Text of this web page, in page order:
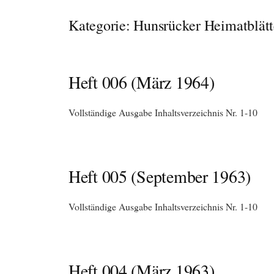
Kategorie:Hunsrücker
Heft 006 (März 1964)
Vollständige Ausgabe Inhaltsverzeichnis Nr. 1-10
Heft 005 (September 1963)
Vollständige Ausgabe Inhaltsverzeichnis Nr. 1-10